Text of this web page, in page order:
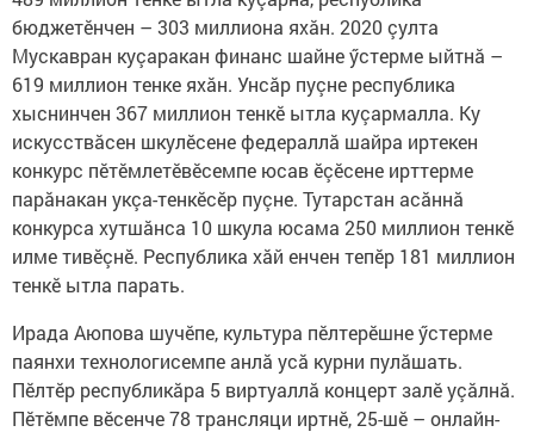
бюджетӗнчен – 303 миллиона яхăн. 2020 çулта
Мускавран куçаракан финанс шайне ӳстерме ыйтнă –
619 миллион тенке яхăн. Унсăр пуçне республика
хыснинчен 367 миллион тенкӗ ытла куçармалла. Ку
искусствăсен шкулӗсене федераллă шайра иртекен
конкурс пӗтӗмлетӗвӗсемпе юсав ӗçӗсене ирттерме
парăнакан укçа-тенкӗсӗр пуçне. Тутарстан асăннă
конкурса хутшăнса 10 шкула юсама 250 миллион тенкӗ
илме тивӗçнӗ. Республика хăй енчен тепӗр 181 миллион
тенкӗ ытла парать.
Ирада Аюпова шучӗпе, культура пӗлтерӗшне ӳстерме
паянхи технологисемпе анлă усă курни пулăшать.
Пӗлтӗр республикăра 5 виртуаллă концерт залӗ уçăлнă.
Пӗтӗмпе вӗсенче 78 трансляци иртнӗ, 25-шӗ – онлайн-